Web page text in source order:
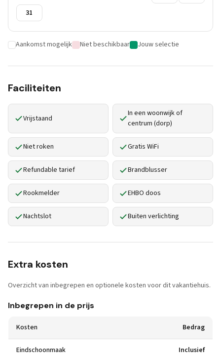
31
Aankomst mogelijk Niet beschikbaar Jouw selectie
Faciliteiten
Vrijstaand
In een woonwijk of
centrum (dorp)
Niet roken Gratis WiFi
Refundable tarief Brandblusser
Rookmelder EHBO doos
Nachtslot Buiten verlichting
Extra kosten
Overzicht van inbegrepen en optionele kosten voor dit vakantiehuis.
Inbegrepen in de prijs
Kosten Bedrag
Eindschoonmaak Inclusief